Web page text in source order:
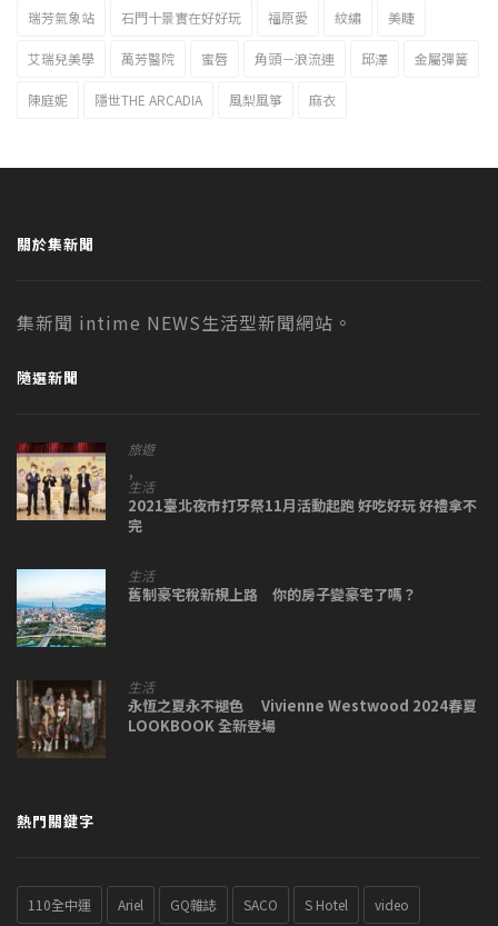
瑞芳氣象站 石門十景實在好好玩 福原愛 紋繡 美睫
艾瑞兒美學 萬芳醫院 蜜唇 角頭－浪流連 邱澤 金屬彈簧
陳庭妮 隱世THE ARCADIA 風梨風箏 麻衣
關於集新聞
集新聞 intime NEWS生活型新聞網站。
隨選新聞
旅遊
,
生活
2021臺北夜市打牙祭11月活動起跑 好吃好玩 好禮拿不
完
生活
舊制豪宅稅新規上路 你的房子變豪宅了嗎？
生活
永恆之夏永不褪色 Vivienne Westwood 2024春夏
LOOKBOOK 全新登場
熱門關鍵字
110全中運 Ariel GQ雜誌 SACO S Hotel video